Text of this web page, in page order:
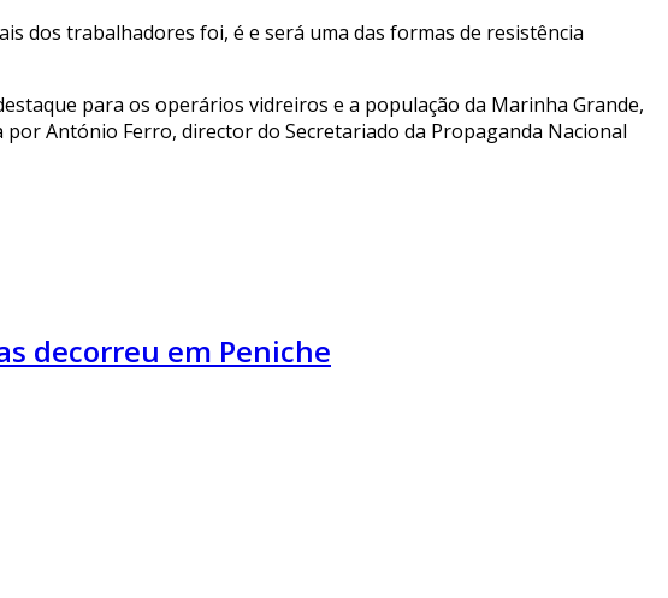
dos trabalhadores foi, é e será uma das formas de resistência
para os operários vidreiros e a população da Marinha Grande,
António Ferro, director do Secretariado da Propaganda Nacional
decorreu em Peniche